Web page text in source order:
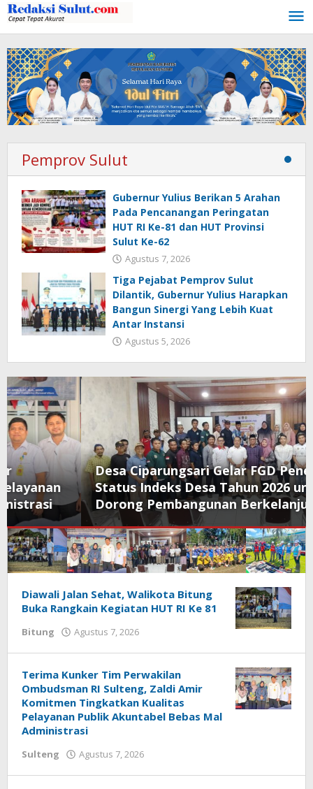
Lewati
ke
konten
Pemprov Sulut
Gubernur Yulius Berikan 5 Arahan
Pada Pencanangan Peringatan
HUT RI Ke-81 dan HUT Provinsi
Sulut Ke-62
Agustus 7, 2026
Tiga Pejabat Pemprov Sulut
Dilantik, Gubernur Yulius Harapkan
Bangun Sinergi Yang Lebih Kuat
Antar Instansi
Agustus 5, 2026
Desa Ciparungsari Gelar FGD Penetapan
Status Indeks Desa Tahun 2026 untuk
Dorong Pembangunan Berkelanjutan
Redaksisulut.com
Diawali Jalan Sehat, Walikota Bitung
Buka Rangkain Kegiatan HUT RI Ke 81
Bitung Agustus 7, 2026
Terima Kunker Tim Perwakilan
Ombudsman RI Sulteng, Zaldi Amir
Komitmen Tingkatkan Kualitas
Pelayanan Publik Akuntabel Bebas Mal
Administrasi
Sulteng Agustus 7, 2026